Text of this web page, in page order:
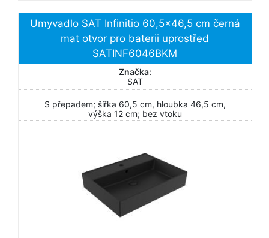
Umyvadlo SAT Infinitio 60,5x46,5 cm černá
mat otvor pro baterii uprostřed
SATINF6046BKM
Značka:
SAT
S přepadem; šířka 60,5 cm, hloubka 46,5 cm,
výška 12 cm; bez vtoku